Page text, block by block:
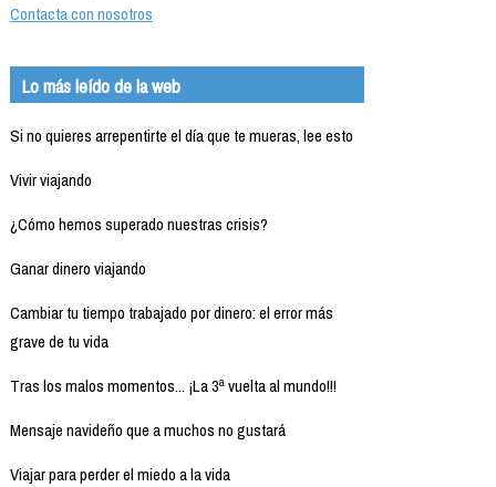
Contacta con nosotros
Lo más leído de la web
Si no quieres arrepentirte el día que te mueras, lee esto
Vivir viajando
¿Cómo hemos superado nuestras crisis?
Ganar dinero viajando
Cambiar tu tiempo trabajado por dinero: el error más
grave de tu vida
Tras los malos momentos... ¡La 3ª vuelta al mundo!!!
Mensaje navideño que a muchos no gustará
Viajar para perder el miedo a la vida